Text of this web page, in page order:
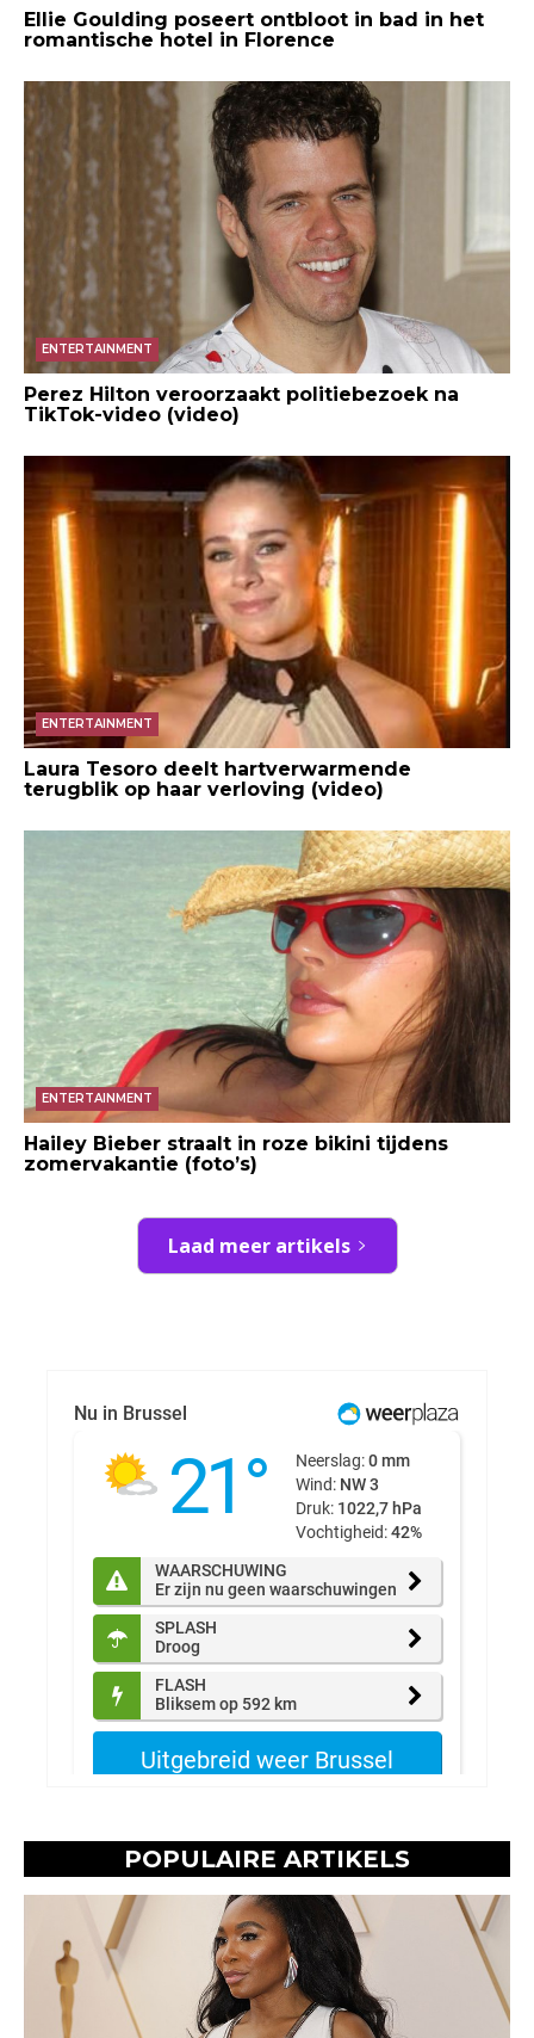
Ellie Goulding poseert ontbloot in bad in het
romantische hotel in Florence
ENTERTAINMENT
Perez Hilton veroorzaakt politiebezoek na
TikTok-video (video)
ENTERTAINMENT
Laura Tesoro deelt hartverwarmende
terugblik op haar verloving (video)
ENTERTAINMENT
Hailey Bieber straalt in roze bikini tijdens
zomervakantie (foto’s)
Laad meer artikels
POPULAIRE ARTIKELS